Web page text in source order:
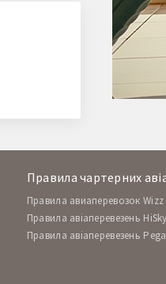
Правила чартерних
Правила авиаперевозок
Правила авіаперевезень HiSky
Правила авіаперевезень